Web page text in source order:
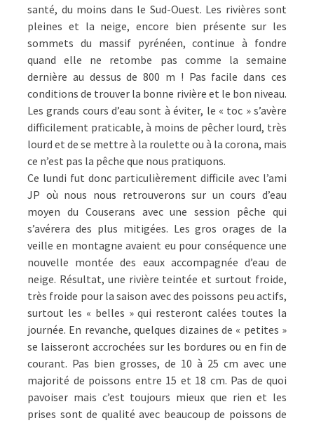
PAS
santé, du moins dans le Sud-Ouest. Les rivières sont
pleines et la neige, encore bien présente sur les
sommets du massif pyrénéen, continue à fondre
quand elle ne retombe pas comme la semaine
dernière au dessus de 800 m ! Pas facile dans ces
conditions de trouver la bonne rivière et le bon niveau.
Les grands cours d’eau sont à éviter, le « toc » s’avère
difficilement praticable, à moins de pêcher lourd, très
lourd et de se mettre à la roulette ou à la corona, mais
ce n’est pas la pêche que nous pratiquons.
Ce lundi fut donc particulièrement difficile avec l’ami
JP où nous nous retrouverons sur un cours d’eau
moyen du Couserans avec une session pêche qui
s’avérera des plus mitigées. Les gros orages de la
veille en montagne avaient eu pour conséquence une
nouvelle montée des eaux accompagnée d’eau de
neige. Résultat, une rivière teintée et surtout froide,
très froide pour la saison avec des poissons peu actifs,
surtout les « belles » qui resteront calées toutes la
journée. En revanche, quelques dizaines de « petites »
se laisseront accrochées sur les bordures ou en fin de
courant. Pas bien grosses, de 10 à 25 cm avec une
majorité de poissons entre 15 et 18 cm. Pas de quoi
pavoiser mais c’est toujours mieux que rien et les
prises sont de qualité avec beaucoup de poissons de